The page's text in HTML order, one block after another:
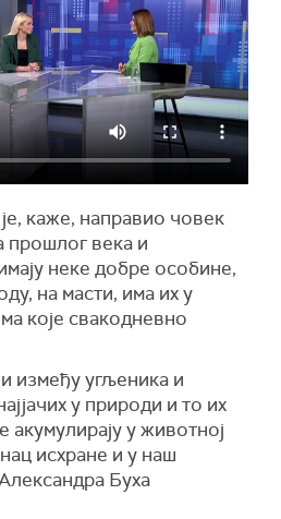
каже, направио човек
прошлог века и
неке добре особине,
на масти, има их у
које свакодневно
између угљеника и
у природи и то их
у животној
исхране и у наш
Буха